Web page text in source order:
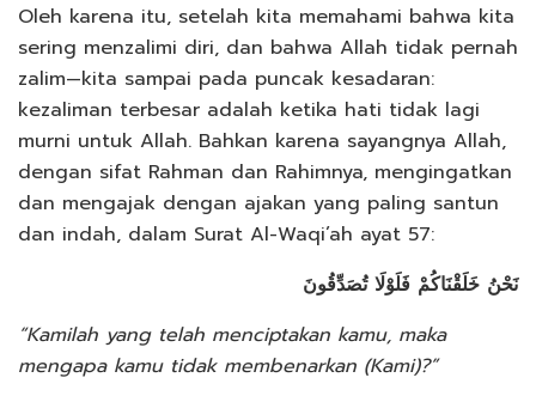
Oleh karena itu, setelah kita memahami bahwa kita
sering menzalimi diri, dan bahwa Allah tidak pernah
zalim—kita sampai pada puncak kesadaran:
kezaliman terbesar adalah ketika hati tidak lagi
murni untuk Allah. Bahkan karena sayangnya Allah,
dengan sifat Rahman dan Rahimnya, mengingatkan
dan mengajak dengan ajakan yang paling santun
dan indah, dalam Surat Al-Waqi’ah ayat 57:
نَحْنُ خَلَقْنَاكُمْ فَلَوْلَا تُصَدِّقُونَ
“Kamilah yang telah menciptakan kamu, maka
mengapa kamu tidak membenarkan (Kami)?”